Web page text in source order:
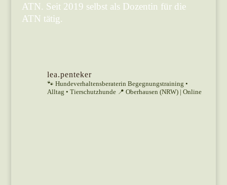
ATN. Seit 2019 selbst als Dozentin für die
ATN tätig.
lea.penteker
🐾 Hundeverhaltensberaterin Begegnungstraining •
Alltag • Tierschutzhunde📍 Oberhausen (NRW) | Online